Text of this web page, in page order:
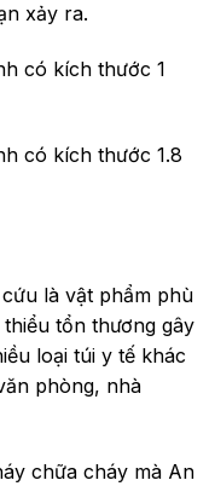
xảy ra.
có kích thước 1
có kích thước 1.8
là vật phẩm phù
tổn thương gây
loại túi y tế khác
phòng, nhà
chữa cháy mà An